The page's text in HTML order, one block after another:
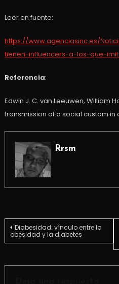
Leer en fuente:
https://www.agenciasinc.es/
tienen-influencers-a-los-que-
Referencia:
Edwin J. C. van Leeuwen, William
transmission of a social custom in
Rrsm
Navegación
Diabesidad: vínculo entre la
obesidad y la diabetes